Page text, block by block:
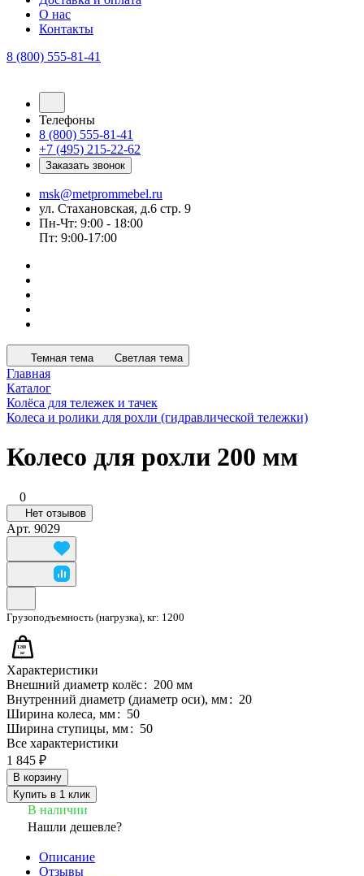
О нас
Контакты
8 (800) 555-81-41
Телефоны
8 (800) 555-81-41
+7 (495) 215-22-62
Заказать звонок
msk@metprommebel.ru
ул. Стахановская, д.6 стр. 9
Пн-Чт: 9:00 - 18:00
Пт: 9:00-17:00
Темная тема Светлая тема
Главная
Каталог
Колёса для тележек и тачек
Колеса и ролики для рохли (гидравлической тележки)
Колесо для рохли 200 мм
0
Нет отзывов
Арт. 9029
Грузоподъемность (нагрузка), кг: 1200
Характеристики
Внешний диаметр колёс: 200 мм
Внутренний диаметр (диаметр оси), мм: 20
Ширина колеса, мм: 50
Ширина ступицы, мм: 50
Все характеристики
1 845 ₽
В корзину
Купить в 1 клик
В наличии
Нашли дешевле?
Описание
Отзывы